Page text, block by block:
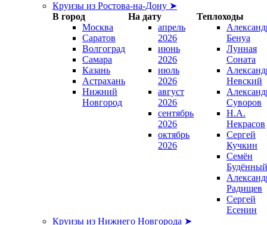
Круизы из Ростова-на-Дону ➤
В город
На дату
Теплоходы
Москва
Саратов
Волгоград
Самара
Казань
Астрахань
Нижний
Новгород
апрель
2026
июнь
2026
июль
2026
август
2026
сентябрь
2026
октябрь
2026
Бенуа
Лунная
Соната
Невский
Суворов
Н.А.
Некрасов
Сергей
Кучкин
Семён
Будённый
Радищев
Сергей
Есенин
Круизы из Нижнего Новгорода ➤